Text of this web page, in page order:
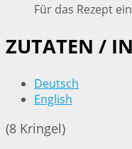
Für das Rezept
ZUTATEN /
Deutsch
English
(8 Kringel)